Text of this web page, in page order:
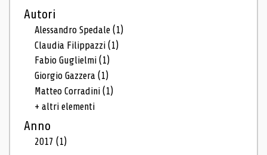
Autori
Alessandro Spedale(1)
Claudia Filippazzi(1)
Fabio Guglielmi(1)
Giorgio Gazzera(1)
Matteo Corradini(1)
+ altri elementi
Anno
2017(1)